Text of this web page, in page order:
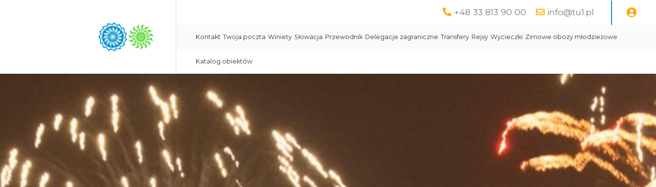
+48 33 813 90 00 info@tu1.pl
Kontakt Twoja poczta Winiety Słowacja Przewodnik Delegacje zagraniczne Transfery Rejsy Wycieczki Zimowe obozy młodzieżowe
Katalog obiektów